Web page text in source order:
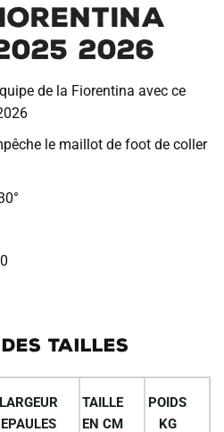
2026
de la Fiorentina avec ce
le maillot de foot de coller
TAILLES
LARGEUR
EPAULES
TAILLE
EN CM
POIDS
KG